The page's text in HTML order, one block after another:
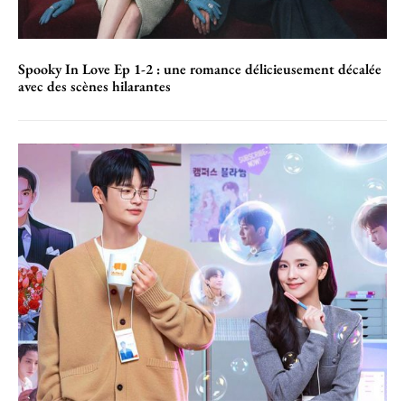
Spooky In Love Ep 1-2 : une romance délicieusement décalée
avec des scènes hilarantes